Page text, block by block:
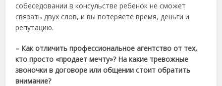
собеседовании в консульстве ребенок не сможет
связать двух слов, и вы потеряете время, деньги и
репутацию.
– Как отличить профессиональное агентство от тех,
кто просто «продает мечту»? На какие тревожные
звоночки в договоре или общении стоит обратить
внимание?